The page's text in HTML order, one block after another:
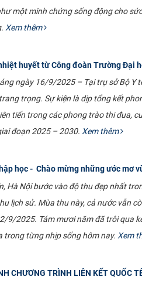
một minh chứng sống động cho
Xem thêm
huyết từ Công đoàn Trường Đại
ngày 16/9/2025 – Tại trụ sở Bộ Y
trọng. Sự kiện là dịp tổng kết
tiến trong các phong trào thi đua,
đoạn 2025 – 2030. Xem thêm
học - Chào mừng những ước mơ
Hà Nội bước vào độ thu đẹp nhất
lịch sử. Mùa thu này, cả nước vẫn
9/2025. Tám mươi năm đã trôi qua
trong từng nhịp sống hôm nay. Xem
CHƯƠNG TRÌNH LIÊN KẾT